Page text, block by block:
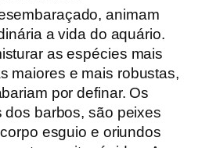
animam
a vida do aquário.
as espécies mais
maiores e mais robustas,
por definar. Os
dos barbos, são peixes
esguio e oriundos